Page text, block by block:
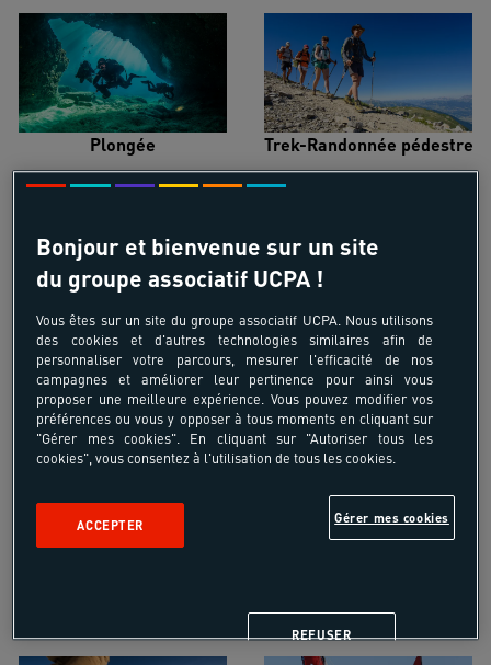
Plongée Trek-Randonnée pédestre
Croisière voilier Alpinisme
Snowboard
Bonjour et bienvenue sur un site
du groupe associatif UCPA !
Vous êtes sur un site du groupe associatif UCPA. Nous utilisons
des cookies et d'autres technologies similaires afin de
personnaliser votre parcours, mesurer l'efficacité de nos
campagnes et améliorer leur pertinence pour ainsi vous
proposer une meilleure expérience. Vous pouvez modifier vos
préférences ou vous y opposer à tous moments en cliquant sur
"Gérer mes cookies". En cliquant sur "Autoriser tous les
cookies", vous consentez à l'utilisation de tous les cookies.
Gérer mes cookies
REFUSER
ACCEPTER